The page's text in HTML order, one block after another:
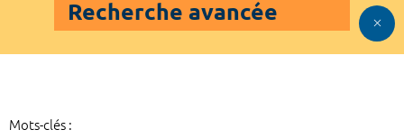
Recherche avancée
Mots-clés :